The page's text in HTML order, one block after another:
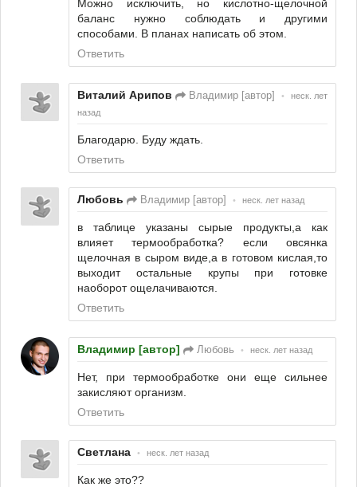
Можно исключить, но кислотно-щелочной
баланс нужно соблюдать и другими
способами. В планах написать об этом.
Ответить
Виталий Арипов Владимир [автор] •
неск. лет
назад
Благодарю. Буду ждать.
Ответить
Любовь Владимир [автор] • неск. лет назад
в таблице указаны сырые продукты,а как
влияет термообработка? если овсянка
щелочная в сыром виде,а в готовом кислая,то
выходит остальные крупы при готовке
наоборот ощелачиваются.
Ответить
Владимир [автор] Любовь • неск. лет назад
Нет, при термообработке они еще сильнее
закисляют организм.
Ответить
Светлана • неск. лет назад
Как же это??